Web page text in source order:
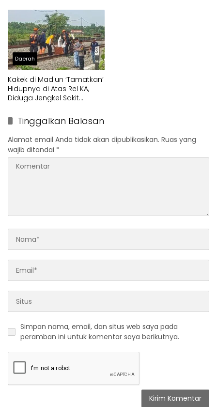
Daerah
Kakek di Madiun ‘Tamatkan’
Hidupnya di Atas Rel KA,
Diduga Jengkel Sakit
Tinggalkan Balasan
Alamat email Anda tidak akan dipublikasikan. Ruas yang
wajib ditandai *
Simpan nama, email, dan situs web saya pada
peramban ini untuk komentar saya berikutnya.